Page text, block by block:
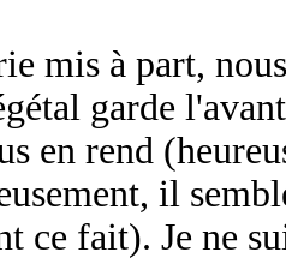
mis à part,
garde
en rend
il
ce fait). Je ne